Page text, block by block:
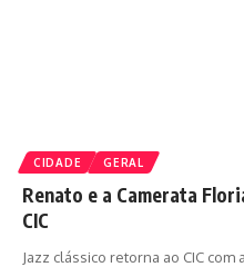
CIDADE GERAL
Renato e a Camerata
CIC
Jazz clássico retorna ao CIC